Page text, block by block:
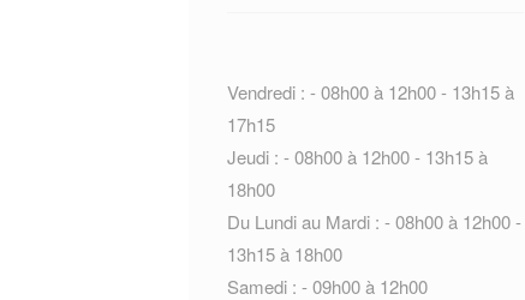
Vendredi : - 08h00 à 12h00 - 13h15 à
17h15
Jeudi : - 08h00 à 12h00 - 13h15 à
18h00
Du Lundi au Mardi : - 08h00 à 12h00 -
13h15 à 18h00
Samedi : - 09h00 à 12h00